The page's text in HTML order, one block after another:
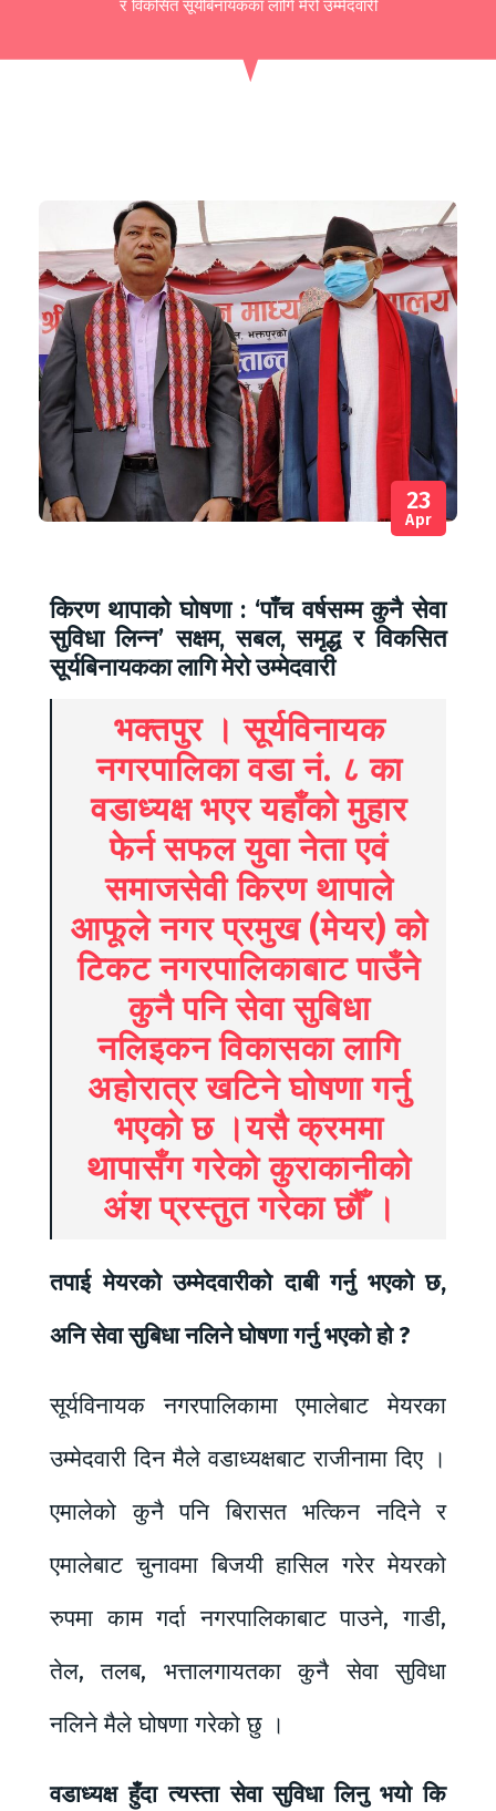
र विकसित सूर्यबिनायकका लागि मेरो उम्मेदवारी
23
Apr
किरण थापाको घोषणा : ‘पाँच वर्षसम्म कुनै सेवा
सुविधा लिन्न’ सक्षम, सबल, समृद्ध र विकसित
सूर्यबिनायकका लागि मेरो उम्मेदवारी
भक्तपुर । सूर्यविनायक
नगरपालिका वडा नं. ८ का
वडाध्यक्ष भएर यहाँको मुहार
फेर्न सफल युवा नेता एवं
समाजसेवी किरण थापाले
आफूले नगर प्रमुख (मेयर) को
टिकट नगरपालिकाबाट पाउँने
कुनै पनि सेवा सुबिधा
नलिइकन विकासका लागि
अहोरात्र खटिने घोषणा गर्नु
भएको छ ।यसै क्रममा
थापासँग गरेको कुराकानीको
अंश प्रस्तुत गरेका छौँ ।
तपाई मेयरको उम्मेदवारीको दाबी गर्नु भएको छ,
अनि सेवा सुबिधा नलिने घोषणा गर्नु भएको हो ?
सूर्यविनायक नगरपालिकामा एमालेबाट मेयरका
उम्मेदवारी दिन मैले वडाध्यक्षबाट राजीनामा दिए ।
एमालेको कुनै पनि बिरासत भत्किन नदिने र
एमालेबाट चुनावमा बिजयी हासिल गरेर मेयरको
रुपमा काम गर्दा नगरपालिकाबाट पाउने, गाडी,
तेल, तलब, भत्तालगायतका कुनै सेवा सुविधा
नलिने मैले घोषणा गरेको छु ।
वडाध्यक्ष हुँदा त्यस्ता सेवा सुविधा लिनु भयो कि